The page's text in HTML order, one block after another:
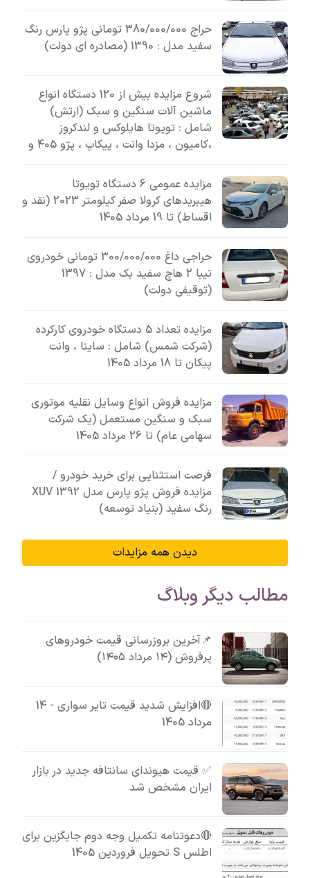
حراج 380/000/000 تومانی پژو پارس رنگ
سفید مدل : 1390 (مصادره ای دولت)
شروع مزایده بیش از 120 دستگاه انواع
ماشین آلات سنگین و سبک (ارتش)
شامل : تویوتا هایلوکس و لندکروز
،کامیون ، مزدا وانت ، پیکاپ ، پژو 405 و
مزایده عمومی 6 دستگاه تویوتا
هیبریدهای کرولا صفر کیلومتر 2023 (نقد و
اقساط) تا 19 مرداد 1405
حراجی داغ 300/000/000 تومانی خودروی
تیبا 2 هاچ سفید بک مدل : 1397
(توقیفی دولت)
مزایده تعداد 5 دستگاه خودروی کارکرده
(شرکت شمس) شامل : ساینا ، وانت
پیکان تا 18 مرداد 1405
مزایده فروش انواع وسایل نقلیه موتوری
سبک و سنگین مستعمل (یک شرکت
سهامی عام) تا 26 مرداد 1405
فرصت استثنایی برای خرید خودرو /
مزایده فروش پژو پارس مدل 1392 XUV
رنگ سفید (بنیاد توسعه)
دیدن همه مزایدات
مطالب دیگر وبلاگ
📌آخرین بروزرسانی قیمت خودروهای
پرفروش (۱۴ مرداد ۱۴۰۵)
🔴افزایش شدید قیمت تایر سواری - 14
مرداد 1405
✅ قیمت هیوندای سانتافه جدید در بازار
ایران مشخص شد
🔴دعوتنامه تکمیل وجه دوم جایگزین برای
اطلس S تحویل فروردین 1405